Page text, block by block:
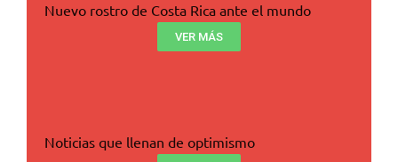
Nuevo rostro de Costa Rica ante el mundo
VER MÁS
Noticias que llenan de optimismo